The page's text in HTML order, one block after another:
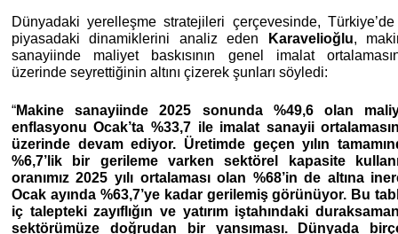
Dünyadaki yerelleşme stratejileri çerçevesinde,
piyasadaki dinamiklerini analiz eden
Karavelioğlu,
sanayiinde maliyet baskısının genel imalat
üzerinde seyrettiğinin altını çizerek şunları söyledi:
“Makine sanayiinde 2025 sonunda %49,6 olan
enflasyonu Ocak’ta %33,7 ile imalat sanayii
üzerinde devam ediyor. Üretimde geçen yılın
%6,7’lik bir gerileme varken sektörel kapasite
oranımız 2025 yılı ortalaması olan %68’in de altına
Ocak ayında %63,7’ye kadar gerilemiş görünüyor. Bu
iç talepteki zayıflığın ve yatırım iştahındaki
sektörümüze doğrudan bir yansıması. Dünyada